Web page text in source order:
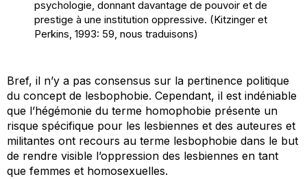
psychologie, donnant davantage de pouvoir et de
prestige à une institution oppressive. (Kitzinger et
Perkins, 1993: 59, nous traduisons)
Bref, il n’y a pas consensus sur la pertinence politique
du concept de lesbophobie. Cependant, il est indéniable
que l’hégémonie du terme homophobie présente un
risque spécifique pour les lesbiennes et des auteures et
militantes ont recours au terme lesbophobie dans le but
de rendre visible l’oppression des lesbiennes en tant
que femmes et homosexuelles.